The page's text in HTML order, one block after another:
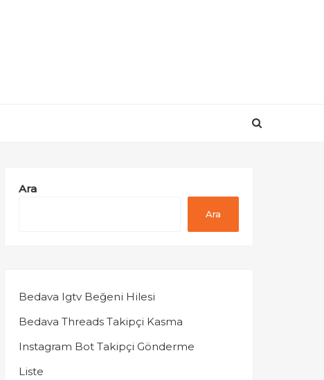
Ara
Ara
Bedava Igtv Beğeni Hilesi
Bedava Threads Takipçi Kasma
Instagram Bot Takipçi Gönderme
Liste